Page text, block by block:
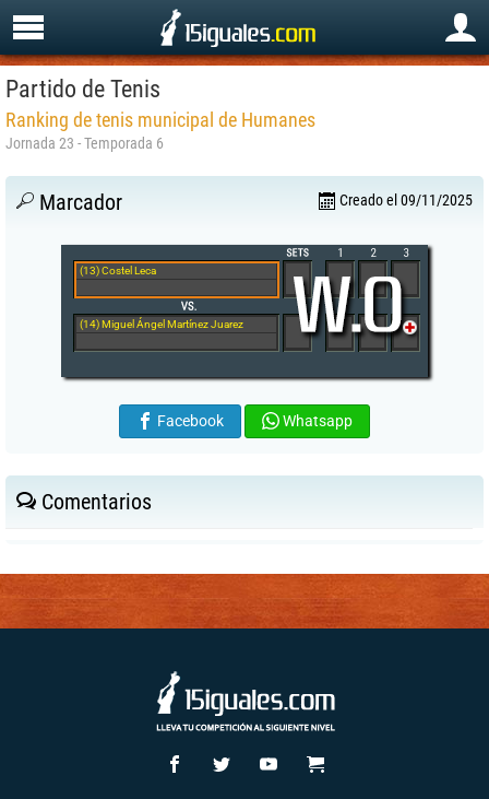
Partido de Tenis
Ranking de tenis municipal de Humanes
Jornada 23 - Temporada 6
Marcador Creado el 09/11/2025
(13) Costel Leca
(14) Miguel Ángel Martínez Juarez
Facebook Whatsapp
Comentarios